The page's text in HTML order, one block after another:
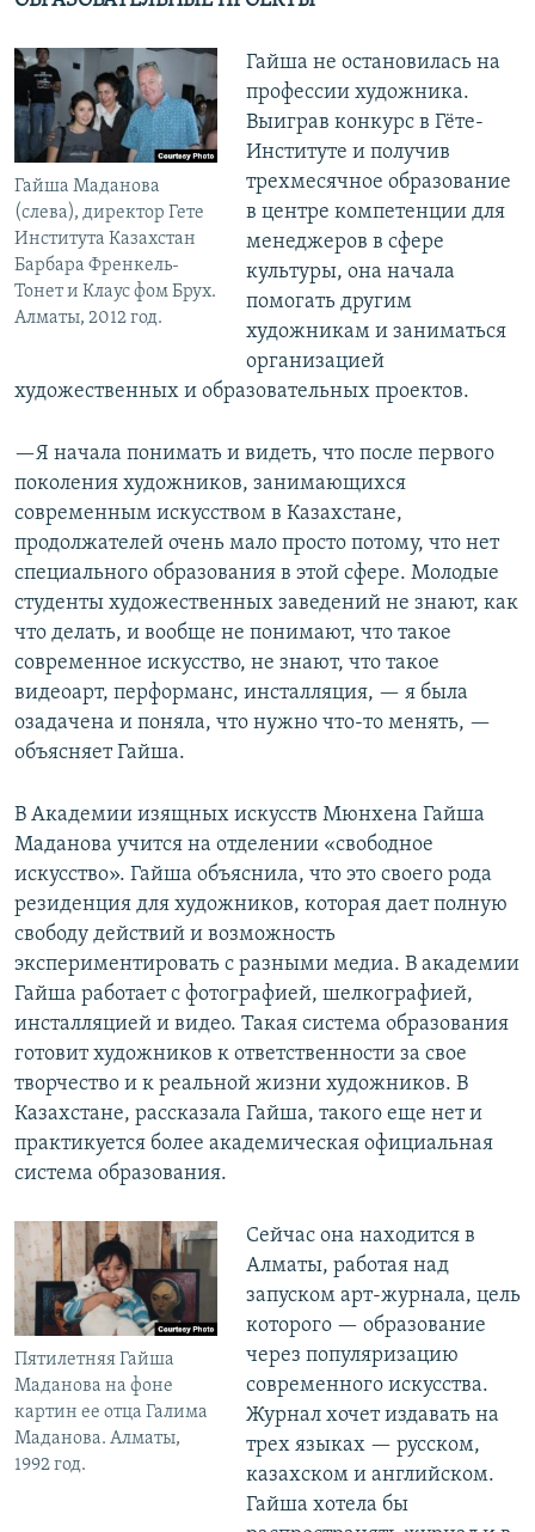
Гайша Маданова
(слева), директор Гете
Института Казахстан
Барбара Френкель-
Тонет и Клаус фом Брух.
Алматы, 2012 год.
Гайша не остановилась на
профессии художника.
Выиграв конкурс в Гёте-
Институте и получив
трехмесячное образование
в центре компетенции для
менеджеров в сфере
культуры, она начала
помогать другим
художникам и заниматься
организацией
художественных и образовательных проектов.
—Я начала понимать и видеть, что после первого
поколения художников, занимающихся
современным искусством в Казахстане,
продолжателей очень мало просто потому, что нет
специального образования в этой сфере. Молодые
студенты художественных заведений не знают, как
что делать, и вообще не понимают, что такое
современное искусство, не знают, что такое
видеоарт, перформанс, инсталляция, — я была
озадачена и поняла, что нужно что-то менять, —
объясняет Гайша.
В Академии изящных искусств Мюнхена Гайша
Маданова учится на отделении «свободное
искусство». Гайша объяснила, что это своего рода
резиденция для художников, которая дает полную
свободу действий и возможность
экспериментировать с разными медиа. В академии
Гайша работает с фотографией, шелкографией,
инсталляцией и видео. Такая система образования
готовит художников к ответственности за свое
творчество и к реальной жизни художников. В
Казахстане, рассказала Гайша, такого еще нет и
практикуется более академическая официальная
система образования.
Пятилетняя Гайша
Маданова на фоне
картин ее отца Галима
Маданова. Алматы,
1992 год.
Сейчас она находится в
Алматы, работая над
запуском арт-журнала, цель
которого — образование
через популяризацию
современного искусства.
Журнал хочет издавать на
трех языках — русском,
казахском и английском.
Гайша хотела бы